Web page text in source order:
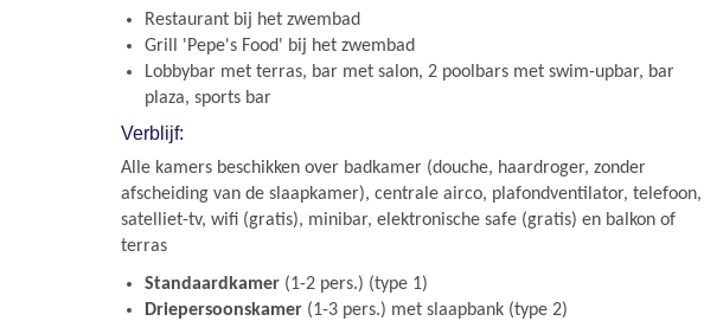
Restaurant bij het zwembad
Grill 'Pepe's Food' bij het zwembad
Lobbybar met terras, bar met salon, 2 poolbars met swim-upbar, bar
plaza, sports bar
Verblijf:
Alle kamers beschikken over badkamer (douche, haardroger, zonder
afscheiding van de slaapkamer), centrale airco, plafondventilator, telefoon,
satelliet-tv, wifi (gratis), minibar, elektronische safe (gratis) en balkon of
terras
Standaardkamer (1-2 pers.) (type 1)
Driepersoonskamer (1-3 pers.) met slaapbank (type 2)